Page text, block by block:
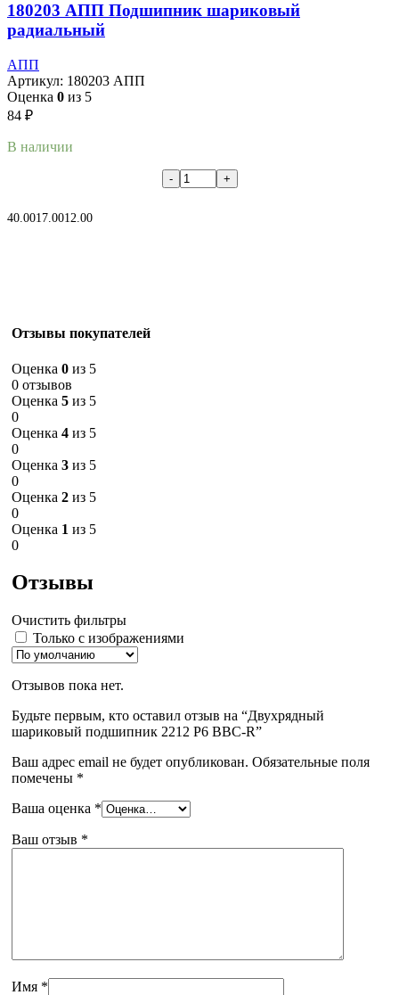
180203 АПП Подшипник шариковый
радиальный
АПП
Артикул: 180203 АПП
Оценка 0 из 5
84 ₽
В наличии
40.0017.0012.00
Отзывы покупателей
Оценка 0 из 5
0 отзывов
Оценка 5 из 5
0
Оценка 4 из 5
0
Оценка 3 из 5
0
Оценка 2 из 5
0
Оценка 1 из 5
0
Отзывы
Очистить фильтры
Только с изображениями
Отзывов пока нет.
Будьте первым, кто оставил отзыв на “Двухрядный
шариковый подшипник 2212 P6 BBC-R”
Ваш адрес email не будет опубликован. Обязательные поля
помечены *
Ваша оценка *
Ваш отзыв *
Имя *